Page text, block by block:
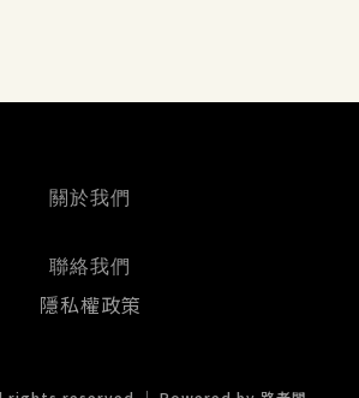
關於我們
聯絡我們
隱私權政策